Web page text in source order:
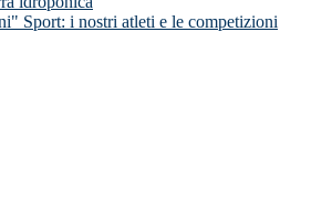
Sport: i nostri atleti e le competizioni